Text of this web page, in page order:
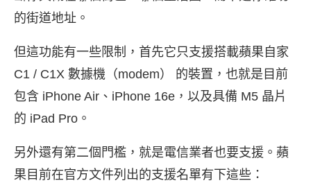
的街道地址。
但這功能有一些限制，首先它只支援搭載蘋果自家
C1 / C1X 數據機（modem） 的裝置，也就是目前
包含 iPhone Air、iPhone 16e，以及具備 M5 晶片
的 iPad Pro。
另外還有第二個門檻，就是電信業者也要支援。蘋
果目前在官方文件列出的支援名單有下這些：